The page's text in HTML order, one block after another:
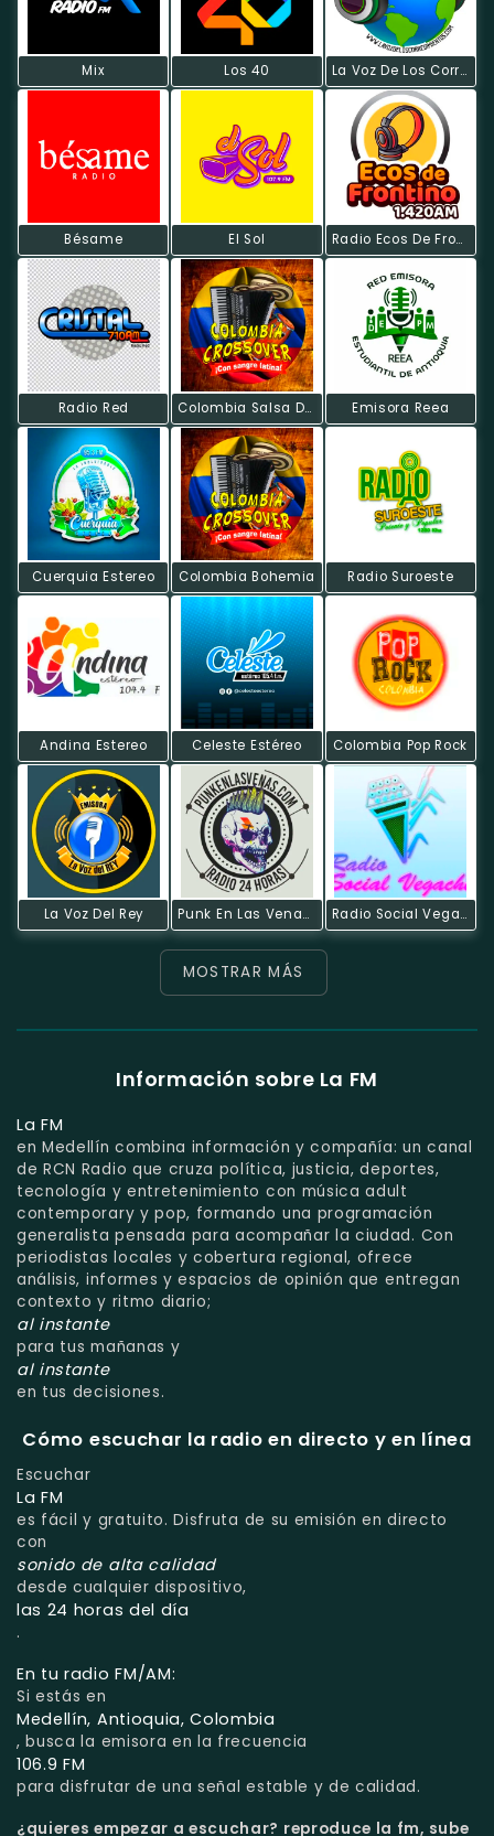
Mix Los 40 La Voz De Los Corregimientos
Bésame El Sol Radio Ecos De Frontino
Radio Red Colombia Salsa Dura Emisora Reea
Cuerquia Estereo Colombia Bohemia Radio Suroeste
Andina Estereo Celeste Estéreo Colombia Pop Rock
La Voz Del Rey Punk En Las Venas Radio Radio Social Vegachi
MOSTRAR MÁS
Información sobre La FM
La FM
en Medellín combina información y compañía: un canal
de RCN Radio que cruza política, justicia, deportes,
tecnología y entretenimiento con música adult
contemporary y pop, formando una programación
generalista pensada para acompañar la ciudad. Con
periodistas locales y cobertura regional, ofrece
análisis, informes y espacios de opinión que entregan
contexto y ritmo diario;
al instante
para tus mañanas y
al instante
en tus decisiones.
Cómo escuchar la radio en directo y en línea
Escuchar
La FM
es fácil y gratuito. Disfruta de su emisión en directo
con
sonido de alta calidad
desde cualquier dispositivo,
las 24 horas del día
.
En tu radio FM/AM:
Si estás en
Medellín, Antioquia, Colombia
, busca la emisora en la frecuencia
106.9 FM
para disfrutar de una señal estable y de calidad.
¿quieres empezar a escuchar? reproduce la fm, sube